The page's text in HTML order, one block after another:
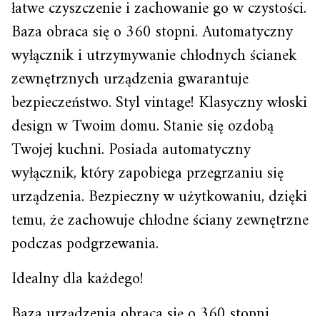
łatwe czyszczenie i zachowanie go w czystości.
Baza obraca się o 360 stopni. Automatyczny
wyłącznik i utrzymywanie chłodnych ścianek
zewnętrznych urządzenia gwarantuje
bezpieczeństwo. Styl vintage! Klasyczny włoski
design w Twoim domu. Stanie się ozdobą
Twojej kuchni. Posiada automatyczny
wyłącznik, który zapobiega przegrzaniu się
urządzenia. Bezpieczny w użytkowaniu, dzięki
temu, że zachowuje chłodne ściany zewnętrzne
podczas podgrzewania.
Idealny dla każdego!